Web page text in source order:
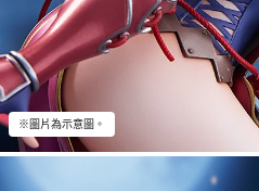
※圖片為示意圖。